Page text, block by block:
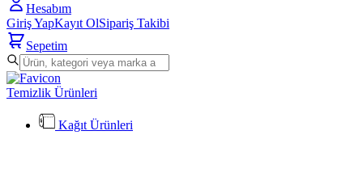
Hesabım
Giriş YapKayıt OlSipariş Takibi
Sepetim
Temizlik Ürünleri
Kağıt Ürünleri